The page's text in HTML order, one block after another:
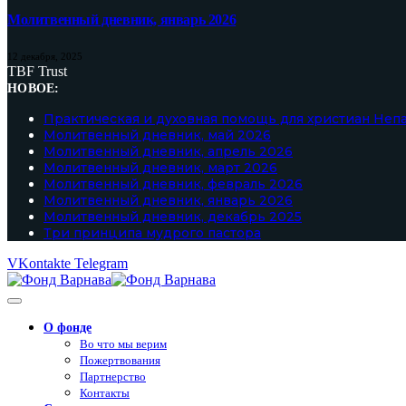
Молитвенный дневник, январь 2026
12 декабря, 2025
TBF Trust
НОВОЕ:
Практическая и духовная помощь для христиан
Молитвенный дневник, май 2026
Молитвенный дневник, апрель 2026
Молитвенный дневник, март 2026
Молитвенный дневник, февраль 2026
Молитвенный дневник, январь 2026
Молитвенный дневник, декабрь 2025
Три принципа мудрого пастора
VKontakte Telegram
О фонде
Во что мы верим
Пожертвования
Партнерство
Контакты